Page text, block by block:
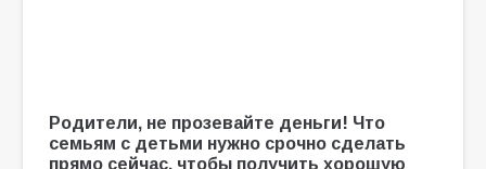
Родители, не прозевайте деньги! Что
семьям с детьми нужно срочно сделать
прямо сейчас, чтобы получить хорошую